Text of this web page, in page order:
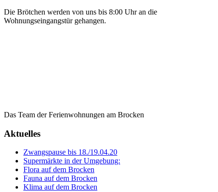
Die Brötchen werden von uns bis 8:00 Uhr an die
Wohnungseingangstür gehangen.
Das Team der Ferienwohnungen am Brocken
Aktuelles
Zwangspause bis 18./19.04.20
Supermärkte in der Umgebung:
Flora auf dem Brocken
Fauna auf dem Brocken
Klima auf dem Brocken